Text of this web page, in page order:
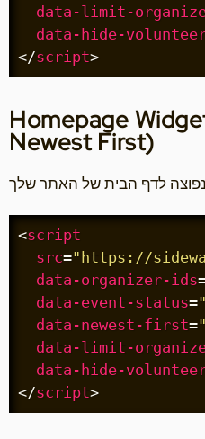
data-limit-
data-hide-
</script>
Homepage
Newest First)
<script
src="https://
data-organizer-ids
data-event-status=
data-newest-first=
data-limit-
data-hide-
</script>